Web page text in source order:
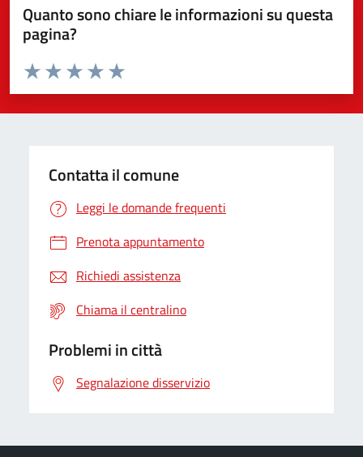
Quanto sono chiare le informazioni su questa
pagina?
Valuta da 1 a 5 stelle la pagina
Valuta 5 stelle su 5
Valuta 4 stelle su 5
Valuta 3 stelle su 5
Valuta 2 stelle su 5
Valuta 1 stelle su 5
Contatta il comune
Leggi le domande frequenti
Prenota appuntamento
Richiedi assistenza
Chiama il centralino
Problemi in città
Segnalazione disservizio